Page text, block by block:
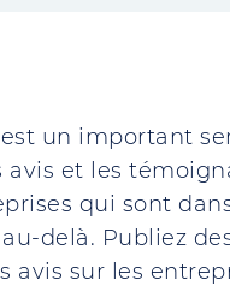
un important
et les
qui sont
delà. Publiez
avis sur les